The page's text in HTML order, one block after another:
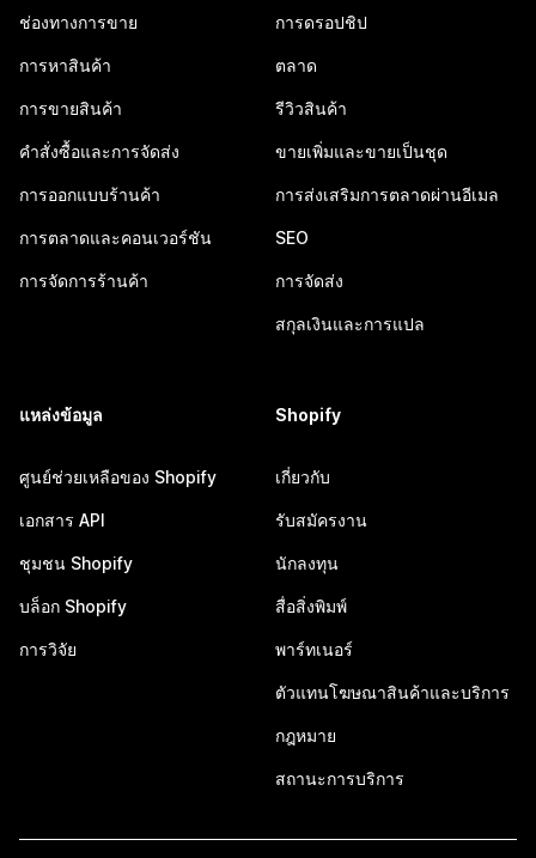
ช่องทางการขาย
การหาสินค้า
การขายสินค้า
คำสั่งซื้อและการจัดส่ง
การออกแบบร้านค้า
การตลาดและคอนเวอร์ชัน
การจัดการร้านค้า
การดรอปชิป
ตลาด
รีวิวสินค้า
ขายเพิ่มและขายเป็นชุด
การส่งเสริมการตลาดผ่านอีเมล
SEO
การจัดส่ง
สกุลเงินและการแปล
แหล่งข้อมูล
ศูนย์ช่วยเหลือของ Shopify
เอกสาร API
ชุมชน Shopify
บล็อก Shopify
การวิจัย
Shopify
เกี่ยวกับ
รับสมัครงาน
นักลงทุน
สื่อสิ่งพิมพ์
พาร์ทเนอร์
ตัวแทนโฆษณาสินค้าและบริการ
กฎหมาย
สถานะการบริการ